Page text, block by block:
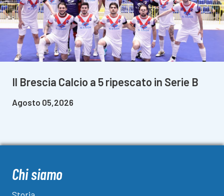
Il Brescia Calcio a 5 ripescato in Serie B
Agosto 05,2026
Chi siamo